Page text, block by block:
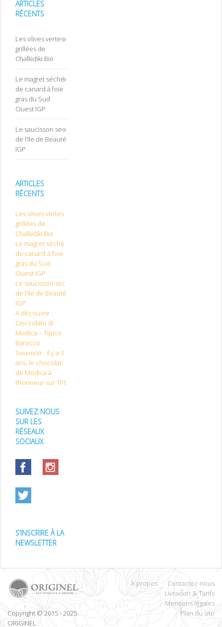
ARTICLES
RÉCENTS
Les olives vertes
grillées de
Chalkidiki Bio
Le magret séché
de canard à foie
gras du Sud
Ouest IGP
Le saucisson sec
de l’Ile de Beauté
IGP
ARTICLES
RÉCENTS
Les olives vertes
grillées de
Chalkidiki Bio
Le magret séché
de canard à foie
gras du Sud
Ouest IGP
Le saucisson sec
de l’Ile de Beauté
IGP
A découvrir :
Cioccolato di
Modica – Tipico
Barocco
Souvenir : il y a 3
ans, le chocolat
de Modica à
l’honneur sur TF1
SUIVEZ NOUS
SUR LES
RÉSEAUX
SOCIAUX
S’INSCRIRE À LA
NEWSLETTER
Copyright © 2015 - 2025
ORIGINEL
À propos
Contactez-nous
Livraison & Tarifs
Mentions légales
Plan du site